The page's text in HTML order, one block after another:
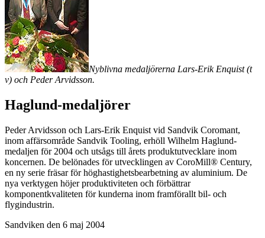
Nyblivna medaljörerna Lars-Erik Enquist (t
v) och Peder Arvidsson.
Haglund-medaljörer
Peder Arvidsson och Lars-Erik Enquist vid Sandvik Coromant,
inom affärsområde Sandvik Tooling, erhöll Wilhelm Haglund-
medaljen för 2004 och utsågs till årets produktutvecklare inom
koncernen. De belönades för utvecklingen av CoroMill® Century,
en ny serie fräsar för höghastighetsbearbetning av aluminium. De
nya verktygen höjer produktiviteten och förbättrar
komponentkvaliteten för kunderna inom framförallt bil- och
flygindustrin.
Sandviken den 6 maj 2004